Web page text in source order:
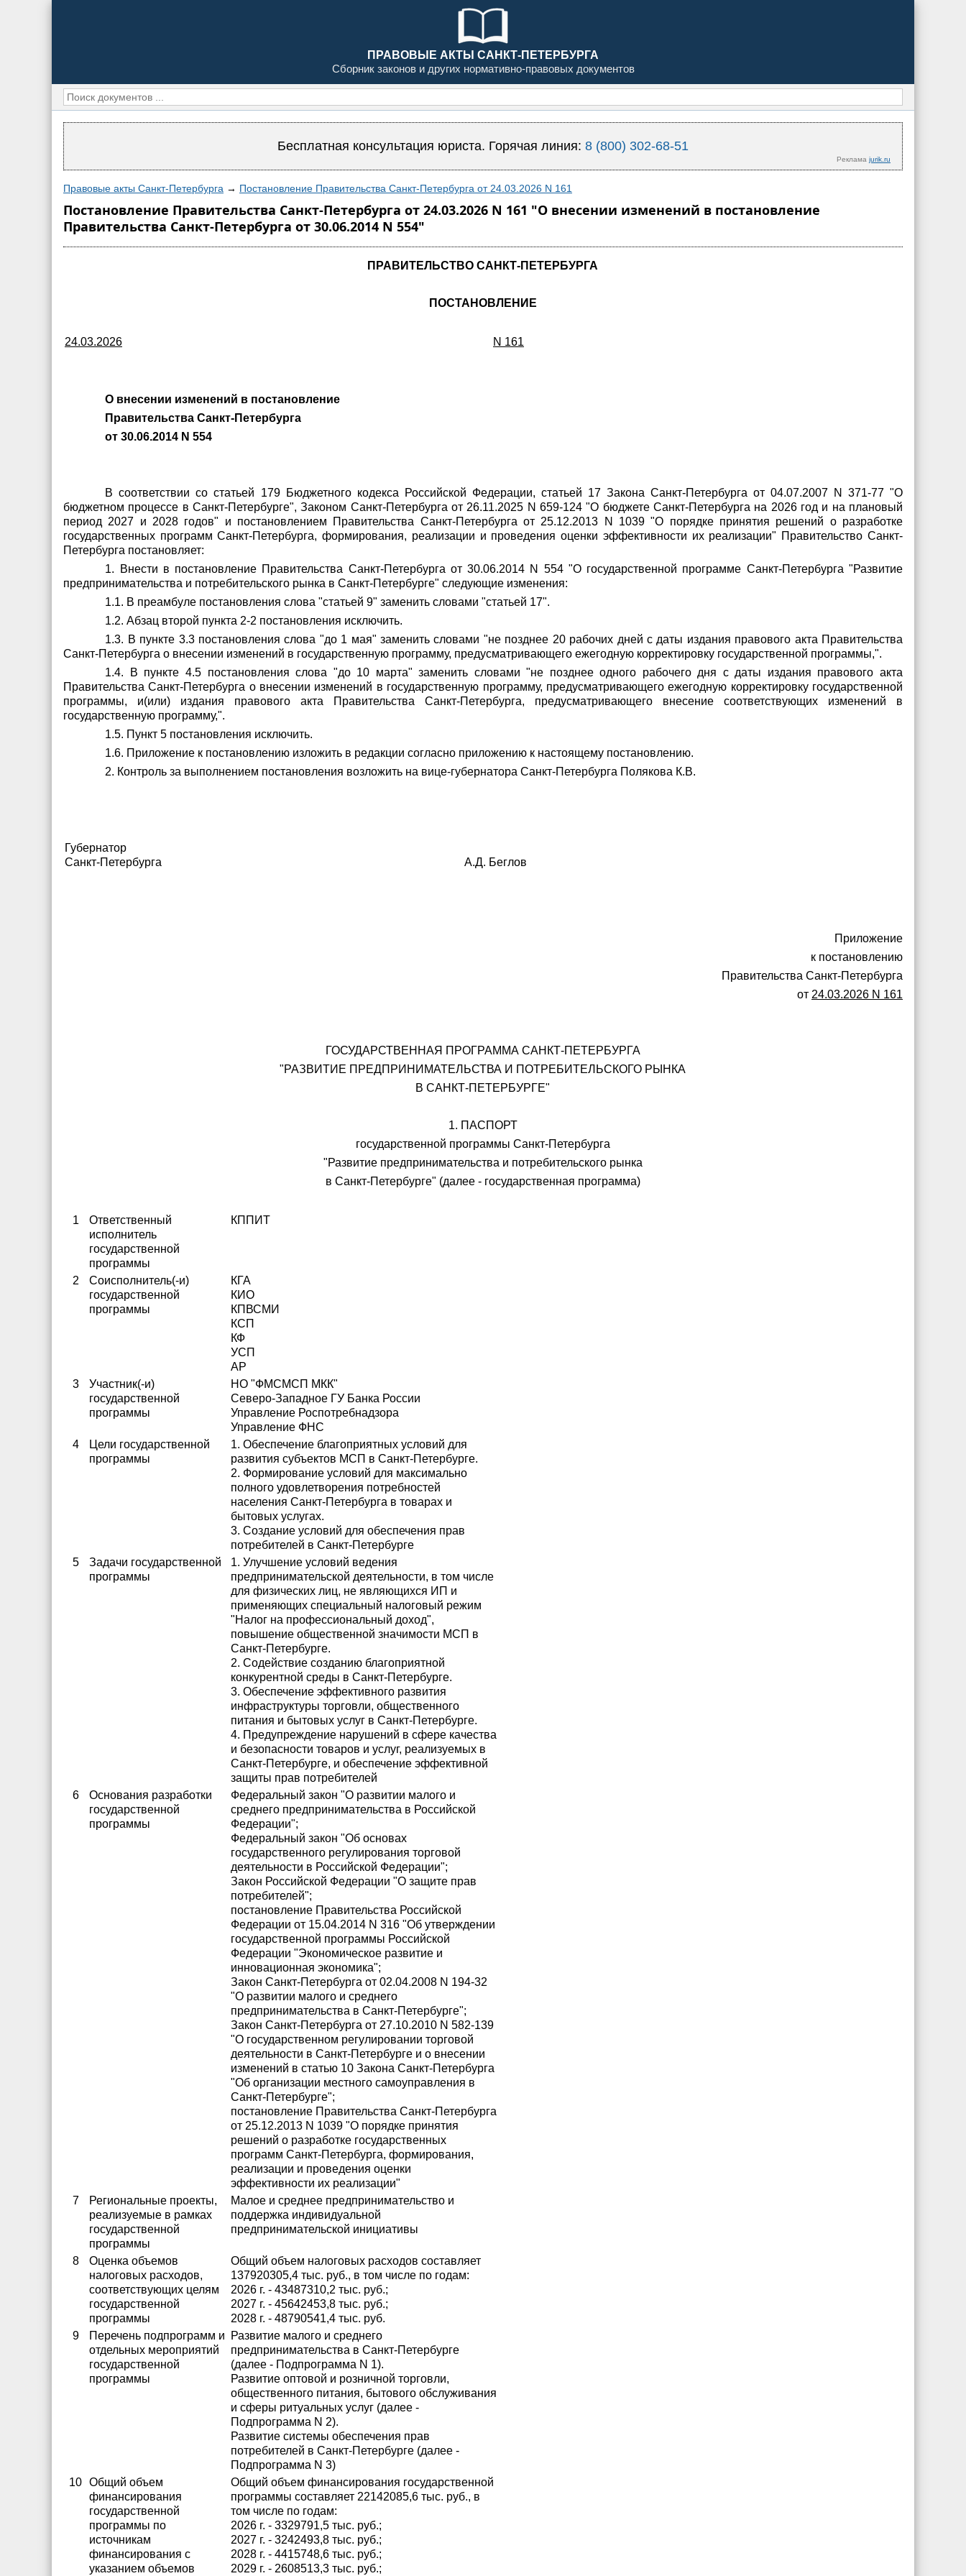
ПРАВОВЫЕ АКТЫ САНКТ-ПЕТЕРБУРГА
Сборник законов и других нормативно-правовых документов
Бесплатная консультация юриста. Горячая линия: 8 (800) 302-68-51
Реклама jurik.ru
Правовые акты Санкт-Петербурга → Постановление Правительства Санкт-Петербурга от 24.03.2026 N 161
Постановление Правительства Санкт-Петербурга от 24.03.2026 N 161 "О внесении изменений в постановление
Правительства Санкт-Петербурга от 30.06.2014 N 554"
ПРАВИТЕЛЬСТВО САНКТ-ПЕТЕРБУРГА
ПОСТАНОВЛЕНИЕ
24.03.2026 N 161
О внесении изменений в постановление
Правительства Санкт-Петербурга
от 30.06.2014 N 554
В соответствии со статьей 179 Бюджетного кодекса Российской Федерации, статьей 17 Закона Санкт-Петербурга от 04.07.2007 N 371-77 "О
бюджетном процессе в Санкт-Петербурге", Законом Санкт-Петербурга от 26.11.2025 N 659-124 "О бюджете Санкт-Петербурга на 2026 год и на плановый
период 2027 и 2028 годов" и постановлением Правительства Санкт-Петербурга от 25.12.2013 N 1039 "О порядке принятия решений о разработке
государственных программ Санкт-Петербурга, формирования, реализации и проведения оценки эффективности их реализации" Правительство Санкт-
Петербурга постановляет:
1. Внести в постановление Правительства Санкт-Петербурга от 30.06.2014 N 554 "О государственной программе Санкт-Петербурга "Развитие
предпринимательства и потребительского рынка в Санкт-Петербурге" следующие изменения:
1.1. В преамбуле постановления слова "статьей 9" заменить словами "статьей 17".
1.2. Абзац второй пункта 2-2 постановления исключить.
1.3. В пункте 3.3 постановления слова "до 1 мая" заменить словами "не позднее 20 рабочих дней с даты издания правового акта Правительства
Санкт-Петербурга о внесении изменений в государственную программу, предусматривающего ежегодную корректировку государственной программы,".
1.4. В пункте 4.5 постановления слова "до 10 марта" заменить словами "не позднее одного рабочего дня с даты издания правового акта
Правительства Санкт-Петербурга о внесении изменений в государственную программу, предусматривающего ежегодную корректировку государственной
программы, и(или) издания правового акта Правительства Санкт-Петербурга, предусматривающего внесение соответствующих изменений в
государственную программу,".
1.5. Пункт 5 постановления исключить.
1.6. Приложение к постановлению изложить в редакции согласно приложению к настоящему постановлению.
2. Контроль за выполнением постановления возложить на вице-губернатора Санкт-Петербурга Полякова К.В.
Губернатор
Санкт-Петербурга
А.Д. Беглов
Приложение
к постановлению
Правительства Санкт-Петербурга
от 24.03.2026 N 161
ГОСУДАРСТВЕННАЯ ПРОГРАММА САНКТ-ПЕТЕРБУРГА
"РАЗВИТИЕ ПРЕДПРИНИМАТЕЛЬСТВА И ПОТРЕБИТЕЛЬСКОГО РЫНКА
В САНКТ-ПЕТЕРБУРГЕ"
1. ПАСПОРТ
государственной программы Санкт-Петербурга
"Развитие предпринимательства и потребительского рынка
в Санкт-Петербурге" (далее - государственная программа)
1
Ответственный
исполнитель
государственной
программы
КППИТ
2
Соисполнитель(-и)
государственной
программы
КГА
КИО
КПВСМИ
КСП
КФ
УСП
АР
3
Участник(-и)
государственной
программы
НО "ФМСМСП МКК"
Северо-Западное ГУ Банка России
Управление Роспотребнадзора
Управление ФНС
4
Цели государственной
программы
1. Обеспечение благоприятных условий для
развития субъектов МСП в Санкт-Петербурге.
2. Формирование условий для максимально
полного удовлетворения потребностей
населения Санкт-Петербурга в товарах и
бытовых услугах.
3. Создание условий для обеспечения прав
потребителей в Санкт-Петербурге
5
Задачи государственной
программы
1. Улучшение условий ведения
предпринимательской деятельности, в том числе
для физических лиц, не являющихся ИП и
применяющих специальный налоговый режим
"Налог на профессиональный доход",
повышение общественной значимости МСП в
Санкт-Петербурге.
2. Содействие созданию благоприятной
конкурентной среды в Санкт-Петербурге.
3. Обеспечение эффективного развития
инфраструктуры торговли, общественного
питания и бытовых услуг в Санкт-Петербурге.
4. Предупреждение нарушений в сфере качества
и безопасности товаров и услуг, реализуемых в
Санкт-Петербурге, и обеспечение эффективной
защиты прав потребителей
6
Основания разработки
государственной
программы
Федеральный закон "О развитии малого и
среднего предпринимательства в Российской
Федерации";
Федеральный закон "Об основах
государственного регулирования торговой
деятельности в Российской Федерации";
Закон Российской Федерации "О защите прав
потребителей";
постановление Правительства Российской
Федерации от 15.04.2014 N 316 "Об утверждении
государственной программы Российской
Федерации "Экономическое развитие и
инновационная экономика";
Закон Санкт-Петербурга от 02.04.2008 N 194-32
"О развитии малого и среднего
предпринимательства в Санкт-Петербурге";
Закон Санкт-Петербурга от 27.10.2010 N 582-139
"О государственном регулировании торговой
деятельности в Санкт-Петербурге и о внесении
изменений в статью 10 Закона Санкт-Петербурга
"Об организации местного самоуправления в
Санкт-Петербурге";
постановление Правительства Санкт-Петербурга
от 25.12.2013 N 1039 "О порядке принятия
решений о разработке государственных
программ Санкт-Петербурга, формирования,
реализации и проведения оценки
эффективности их реализации"
7
Региональные проекты,
реализуемые в рамках
государственной
программы
Малое и среднее предпринимательство и
поддержка индивидуальной
предпринимательской инициативы
8
Оценка объемов
налоговых расходов,
соответствующих целям
государственной
программы
Общий объем налоговых расходов составляет
137920305,4 тыс. руб., в том числе по годам:
2026 г. - 43487310,2 тыс. руб.;
2027 г. - 45642453,8 тыс. руб.;
2028 г. - 48790541,4 тыс. руб.
9
Перечень подпрограмм и
отдельных мероприятий
государственной
программы
Развитие малого и среднего
предпринимательства в Санкт-Петербурге
(далее - Подпрограмма N 1).
Развитие оптовой и розничной торговли,
общественного питания, бытового обслуживания
и сферы ритуальных услуг (далее -
Подпрограмма N 2).
Развитие системы обеспечения прав
потребителей в Санкт-Петербурге (далее -
Подпрограмма N 3)
10 Общий объем
финансирования
государственной
программы по
источникам
финансирования с
указанием объемов
Общий объем финансирования государственной
программы составляет 22142085,6 тыс. руб., в
том числе по годам:
2026 г. - 3329791,5 тыс. руб.;
2027 г. - 3242493,8 тыс. руб.;
2028 г. - 4415748,6 тыс. руб.;
2029 г. - 2608513,3 тыс. руб.;